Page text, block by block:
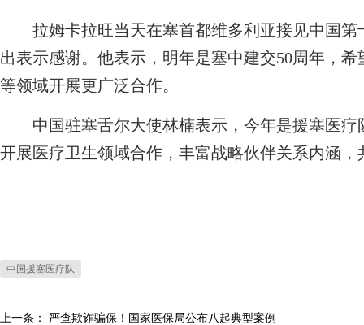
拉姆卡拉旺当天在塞首都维多利亚接见中国第
出表示感谢。他表示，明年是塞中建交50周年，
等领域开展更广泛合作。
中国驻塞舌尔大使林楠表示，今年是援塞医疗
开展医疗卫生领域合作，丰富战略伙伴关系内涵
中国援塞医疗队
上一条： 严查欺诈骗保！国家医保局公布八起典型案例